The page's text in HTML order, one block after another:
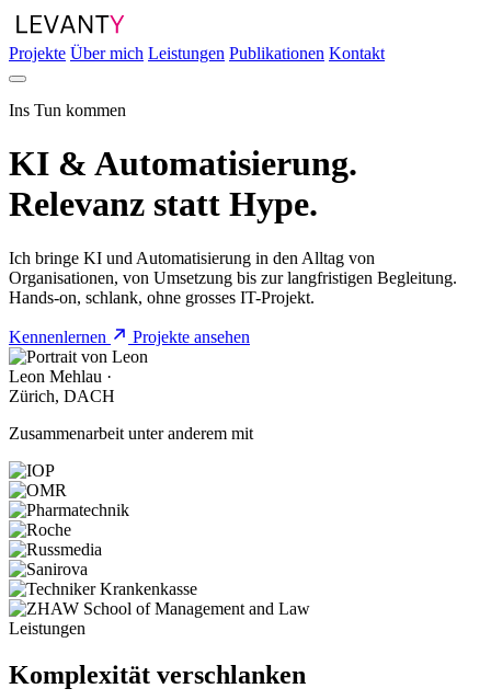
Projekte Über mich Leistungen Publikationen Kontakt
Ins Tun kommen
KI & Automatisierung.
Relevanz statt Hype.
Ich bringe KI und Automatisierung in den Alltag von
Organisationen, von Umsetzung bis zur langfristigen Begleitung.
Hands-on, schlank, ohne grosses IT-Projekt.
Kennenlernen Projekte ansehen
Leon Mehlau ·
Zürich, DACH
Zusammenarbeit unter anderem mit
Leistungen
Komplexität verschlanken